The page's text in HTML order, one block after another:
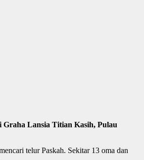
Graha Lansia Titian Kasih, Pulau
telur Paskah. Sekitar 13 oma dan